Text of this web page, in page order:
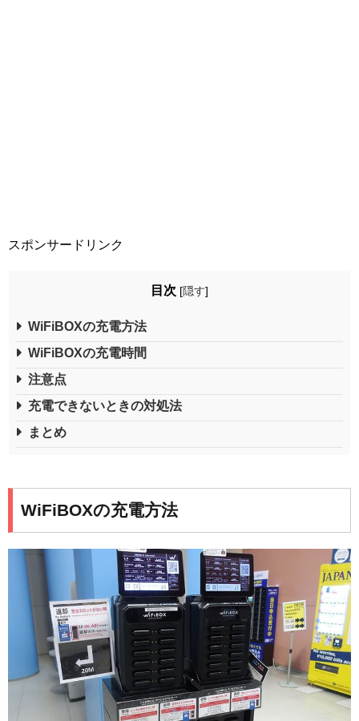
スポンサードリンク
目次 [隠す]
WiFiBOXの充電方法
WiFiBOXの充電時間
注意点
充電できないときの対処法
まとめ
WiFiBOXの充電方法